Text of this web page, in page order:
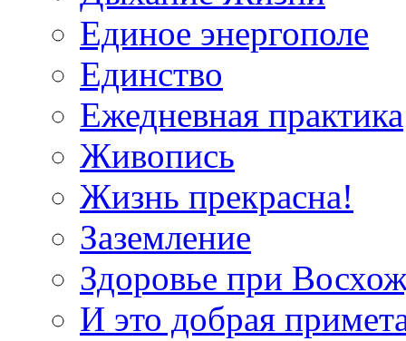
Единое энергополе
Единство
Ежедневная практика
Живопись
Жизнь прекрасна!
Заземление
Здоровье при
И это добрая